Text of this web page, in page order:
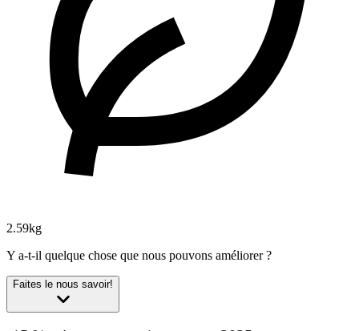
2.59kg
Y a-t-il quelque chose que nous pouvons améliorer ?
Faites le nous savoir!